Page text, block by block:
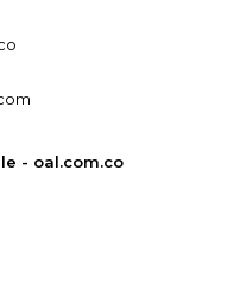
- oal.com.co